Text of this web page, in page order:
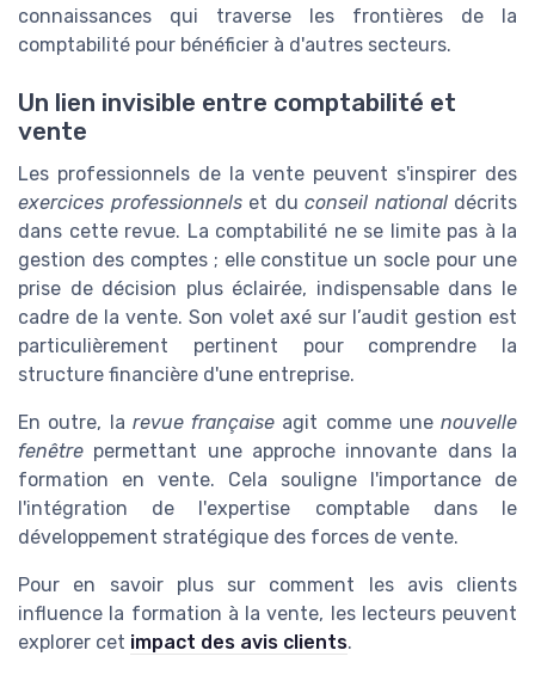
connaissances qui traverse les frontières de la
comptabilité pour bénéficier à d'autres secteurs.
Un lien invisible entre comptabilité et
vente
Les professionnels de la vente peuvent s'inspirer des
exercices professionnelset du conseil nationaldécrits
dans cette revue. La comptabilité ne se limite pas à la
gestion des comptes ; elle constitue un socle pour une
prise de décision plus éclairée, indispensable dans le
cadre de la vente. Son volet axé sur l’audit gestion est
particulièrement pertinent pour comprendre la
structure financière d'une entreprise.
En outre, la revue française agit comme une nouvelle
fenêtre permettant une approche innovante dans la
formation en vente. Cela souligne l'importance de
l'intégration de l'expertise comptable dans le
développement stratégique des forces de vente.
Pour en savoir plus sur comment les avis clients
influence la formation à la vente, les lecteurs peuvent
explorer cet impact des avis clients.